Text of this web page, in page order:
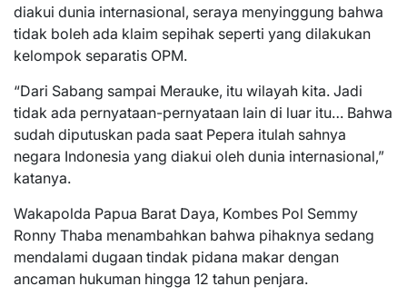
diakui dunia internasional, seraya menyinggung bahwa
tidak boleh ada klaim sepihak seperti yang dilakukan
kelompok separatis OPM.
“Dari Sabang sampai Merauke, itu wilayah kita. Jadi
tidak ada pernyataan-pernyataan lain di luar itu… Bahwa
sudah diputuskan pada saat Pepera itulah sahnya
negara Indonesia yang diakui oleh dunia internasional,”
katanya.
Wakapolda Papua Barat Daya, Kombes Pol Semmy
Ronny Thaba menambahkan bahwa pihaknya sedang
mendalami dugaan tindak pidana makar dengan
ancaman hukuman hingga 12 tahun penjara.